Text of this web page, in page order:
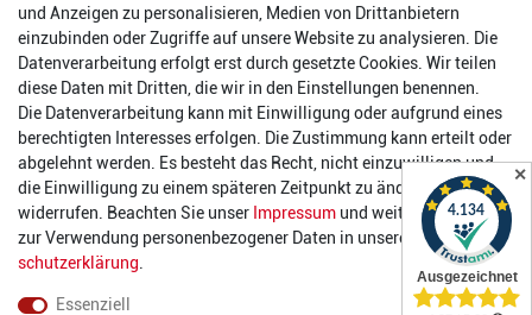
0 26 63/ 9 68 69 37
Öffnungszeiten
Montag:
14:00 - 17:00 Uhr
Dienstag:
14:00 - 17:00 Uhr
Mittwoch:
14:00 - 17:00 Uhr
Donnerstag:
14:00 - 17:00 Uhr
Freitag:
14:00 - 19:00 Uhr
Samstag:
10:00 - 17:00 Uhr
und Anzeigen zu personalisieren, Medien von Drittanbietern
einzubinden oder Zugriffe auf unsere Website zu analysieren. Die
Datenverarbeitung erfolgt erst durch gesetzte Cookies. Wir teilen
diese Daten mit Dritten, die wir in den Einstellungen benennen.
Die Datenverarbeitung kann mit Einwilligung oder aufgrund eines
berechtigten Interesses erfolgen. Die Zustimmung kann erteilt oder
abgelehnt werden. Es besteht das Recht, nicht einzuwilligen und
die Einwilligung zu einem späteren Zeitpunkt zu ändern oder zu
widerrufen. Beachten Sie unser Impressum und weitere Hinweise
zur Verwendung personenbezogener Daten in unserer
Daten­
schutz­erklärung
Essenziell
✕